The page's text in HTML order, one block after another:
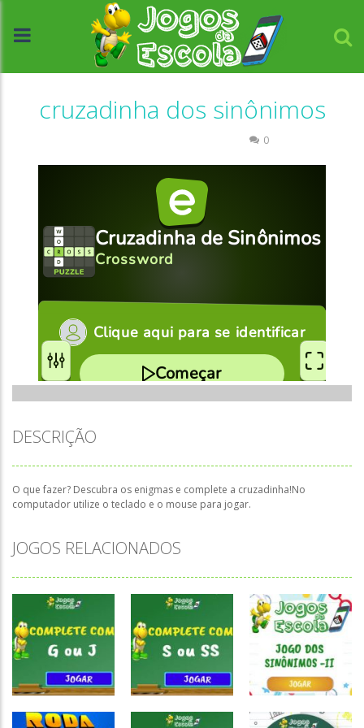
cruzadinha dos sinônimos
0
DESCRIÇÃO
O que fazer? Descubra os enigmas e complete a cruzadinha!No
computador utilize o teclado e o mouse para jogar.
JOGOS RELACIONADOS